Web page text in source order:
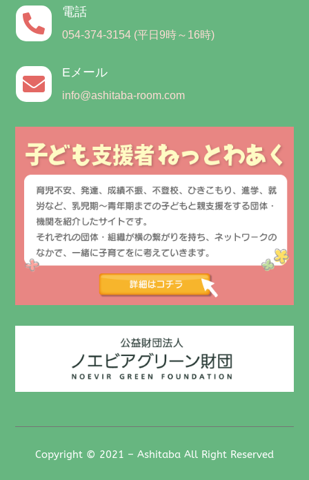

電話
054-374-3154 (平日9時～16時)

Eメール
info@ashitaba-room.com
Copyright © 2021 – Ashitaba All Right Reserved